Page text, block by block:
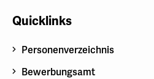
Quicklinks
Personenverzeichnis
Bewerbungsamt